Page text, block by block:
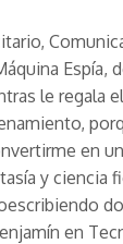
Espía,
le regala
en
y ciencia
en